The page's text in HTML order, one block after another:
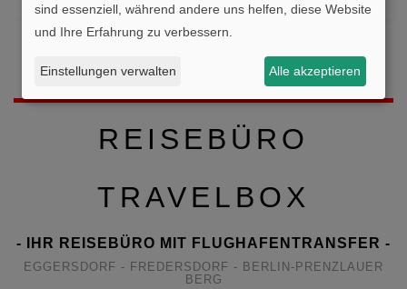
SCHAUEN SIE DOCH EINFACH MAL BEI UNS
VORBEI!
REISEBÜRO
TRAVELBOX
- IHR REISEBÜRO MIT FLUGHAFENTRANSFER -
EGGERSDORF - FREDERSDORF - BERLIN-PRENZLAUER
BERG
sind essenziell, während andere uns helfen, diese Website
und Ihre Erfahrung zu verbessern.
Einstellungen verwalten Alle akzeptieren